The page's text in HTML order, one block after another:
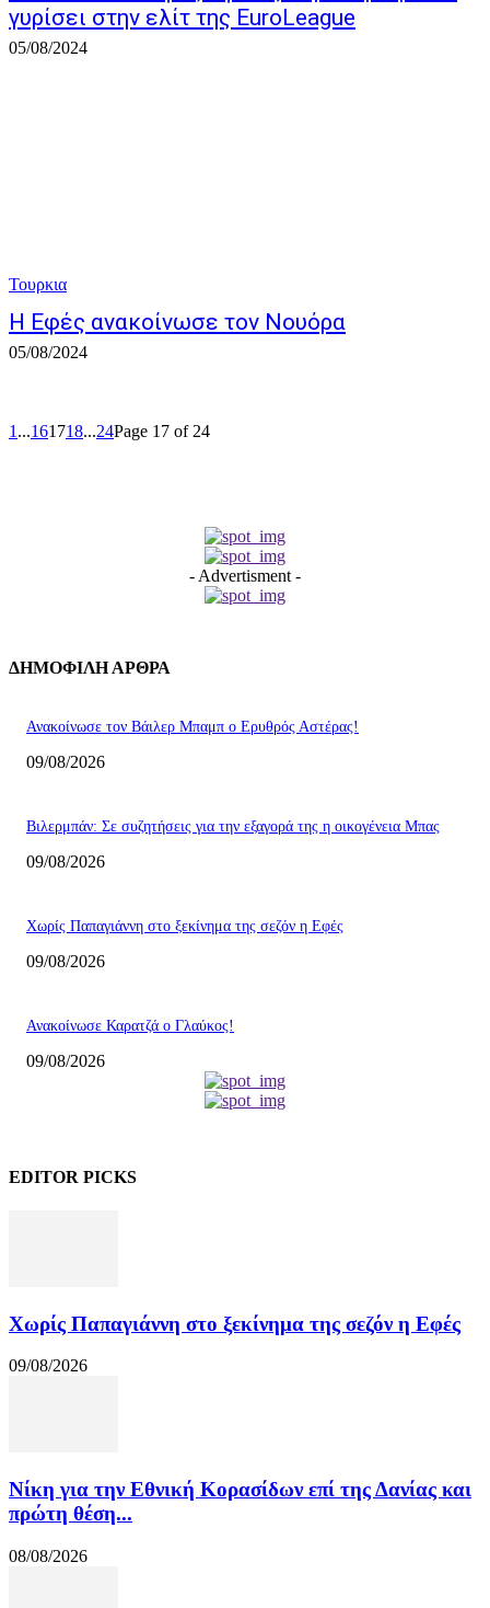
γυρίσει στην ελίτ της EuroLeague
05/08/2024
Τουρκια
Η Εφές ανακοίνωσε τον Νουόρα
05/08/2024
1 ...161718...24Page 17 of 24
- Advertisment -
ΔΗΜΟΦΙΛΗ ΑΡΘΡΑ
Ανακοίνωσε τον Βάιλερ Μπαμπ ο Ερυθρός Αστέρας!
09/08/2026
Βιλερμπάν: Σε συζητήσεις για την εξαγορά της η οικογένεια Μπας
09/08/2026
Χωρίς Παπαγιάννη στο ξεκίνημα της σεζόν η Εφές
09/08/2026
Ανακοίνωσε Καρατζά ο Γλαύκος!
09/08/2026
EDITOR PICKS
Χωρίς Παπαγιάννη στο ξεκίνημα της σεζόν η Εφές
09/08/2026
Νίκη για την Εθνική Κορασίδων επί της Δανίας και
πρώτη θέση...
08/08/2026